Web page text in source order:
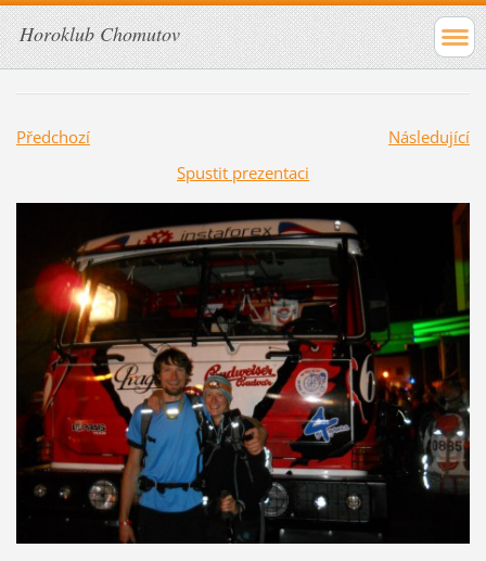
Horoklub Chomutov
Předchozí
Následující
Spustit prezentaci